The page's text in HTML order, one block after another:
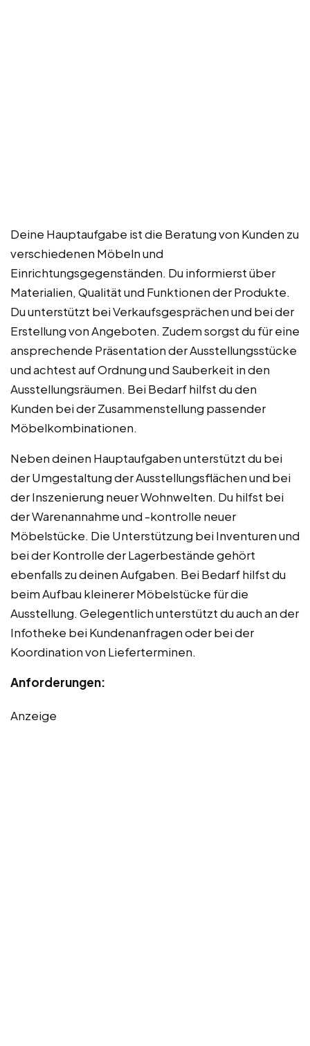
Deine Hauptaufgabe ist die Beratung von Kunden zu
verschiedenen Möbeln und
Einrichtungsgegenständen. Du informierst über
Materialien, Qualität und Funktionen der Produkte.
Du unterstützt bei Verkaufsgesprächen und bei der
Erstellung von Angeboten. Zudem sorgst du für eine
ansprechende Präsentation der Ausstellungsstücke
und achtest auf Ordnung und Sauberkeit in den
Ausstellungsräumen. Bei Bedarf hilfst du den
Kunden bei der Zusammenstellung passender
Möbelkombinationen.
Neben deinen Hauptaufgaben unterstützt du bei
der Umgestaltung der Ausstellungsflächen und bei
der Inszenierung neuer Wohnwelten. Du hilfst bei
der Warenannahme und -kontrolle neuer
Möbelstücke. Die Unterstützung bei Inventuren und
bei der Kontrolle der Lagerbestände gehört
ebenfalls zu deinen Aufgaben. Bei Bedarf hilfst du
beim Aufbau kleinerer Möbelstücke für die
Ausstellung. Gelegentlich unterstützt du auch an der
Infotheke bei Kundenanfragen oder bei der
Koordination von Lieferterminen.
Anforderungen:
Anzeige